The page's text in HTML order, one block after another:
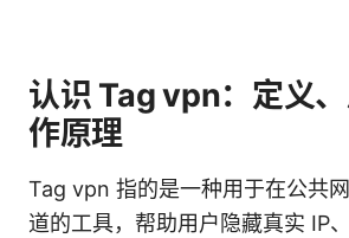
认识 Tag vpn：定义
作原理
Tag vpn 指的是一种用于在公共
道的工具，帮助用户隐藏真实 IP